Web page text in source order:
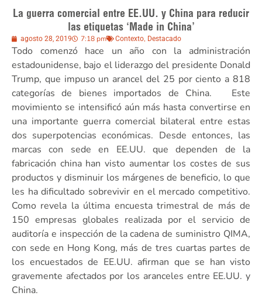
La guerra comercial entre EE.UU. y China para reducir
las etiquetas ‘Made in China’
agosto 28, 2019 7:18 pm Contexto, Destacado
Todo comenzó hace un año con la administración
estadounidense, bajo el liderazgo del presidente Donald
Trump, que impuso un arancel del 25 por ciento a 818
categorías de bienes importados de China. Este
movimiento se intensificó aún más hasta convertirse en
una importante guerra comercial bilateral entre estas
dos superpotencias económicas. Desde entonces, las
marcas con sede en EE.UU. que dependen de la
fabricación china han visto aumentar los costes de sus
productos y disminuir los márgenes de beneficio, lo que
les ha dificultado sobrevivir en el mercado competitivo.
Como revela la última encuesta trimestral de más de
150 empresas globales realizada por el servicio de
auditoría e inspección de la cadena de suministro QIMA,
con sede en Hong Kong, más de tres cuartas partes de
los encuestados de EE.UU. afirman que se han visto
gravemente afectados por los aranceles entre EE.UU. y
China.